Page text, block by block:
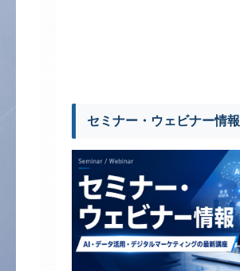
セミナー・ウェビナー情報